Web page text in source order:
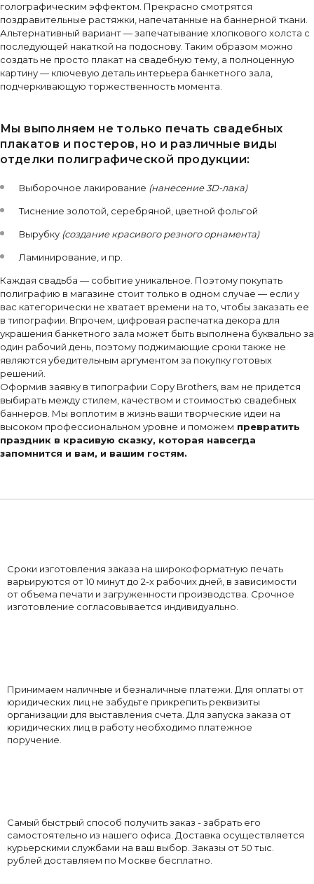
голографическим эффектом. Прекрасно смотрятся
поздравительные растяжки, напечатанные на баннерной ткани.
Альтернативный вариант — запечатывание хлопкового холста с
последующей накаткой на подоснову. Таким образом можно
создать не просто плакат на свадебную тему, а полноценную
картину — ключевую деталь интерьера банкетного зала,
подчеркивающую торжественность момента.
Мы выполняем не только печать свадебных
плакатов и постеров, но и различные виды
отделки полиграфической продукции:
Выборочное лакирование (нанесение 3D-лака)
Тиснение золотой, серебряной, цветной фольгой
Вырубку (создание красивого резного орнамента)
Ламинирование, и пр.
Каждая свадьба — событие уникальное. Поэтому покупать
полиграфию в магазине стоит только в одном случае — если у
вас категорически не хватает времени на то, чтобы заказать ее
в типографии. Впрочем, цифровая распечатка декора для
украшения банкетного зала может быть выполнена буквально за
один рабочий день, поэтому поджимающие сроки также не
являются убедительным аргументом за покупку готовых
решений.
Оформив заявку в типографии Copy Brothers, вам не придется
выбирать между стилем, качеством и стоимостью свадебных
баннеров. Мы воплотим в жизнь ваши творческие идеи на
высоком профессиональном уровне и поможем превратить
праздник в красивую сказку, которая навсегда
запомнится и вам, и вашим гостям.
Сроки изготовления заказа на широкоформатную печать
варьируются от 10 минут до 2-х рабочих дней, в зависимости
от объема печати и загруженности производства. Срочное
изготовление согласовывается индивидуально.
Принимаем наличные и безналичные платежи. Для оплаты от
юридических лиц не забудьте прикрепить реквизиты
организации для выставления счета. Для запуска заказа от
юридических лиц в работу необходимо платежное
поручение.
Самый быстрый способ получить заказ - забрать его
самостоятельно из нашего офиса. Доставка осуществляется
курьерскими службами на ваш выбор. Заказы от 50 тыс.
рублей доставляем по Москве бесплатно.